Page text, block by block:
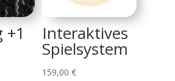
+1 Interaktives
Spielsystem
159,00€